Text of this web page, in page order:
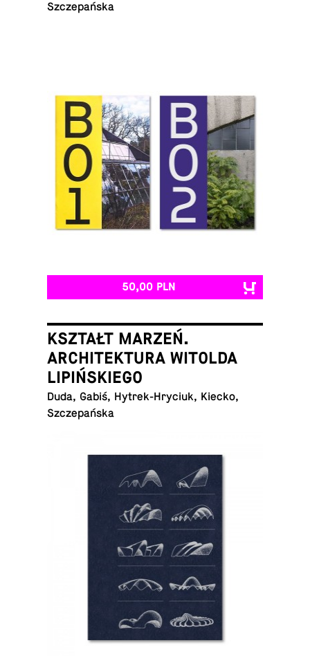
Szczepańska
50,00 PLN
KSZTAŁT MARZEŃ.
ARCHITEKTURA WITOLDA
LIPIŃSKIEGO
Duda, Gabiś, Hy­trek-Hry­ciuk, Kiecko,
Szczepańska